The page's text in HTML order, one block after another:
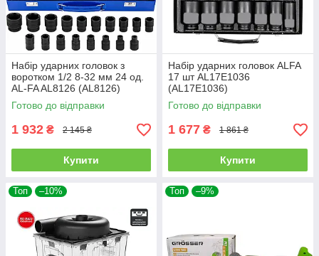
Набір ударних головок з
воротком 1/2 8-32 мм 24 од.
AL-FA AL8126 (AL8126)
Готово до відправки
1 932 ₴ 2 145 ₴
Купити
Набір ударних головок ALFA
17 шт AL17E1036
(AL17E1036)
Готово до відправки
1 677 ₴ 1 861 ₴
Купити
Топ –10% Топ –9%